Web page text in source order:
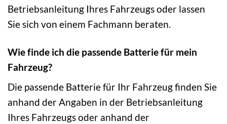
Betriebsanleitung Ihres Fahrzeugs oder lassen
Sie sich von einem Fachmann beraten.
Wie finde ich die passende Batterie für mein
Fahrzeug?
Die passende Batterie für Ihr Fahrzeug finden Sie
anhand der Angaben in der Betriebsanleitung
Ihres Fahrzeugs oder anhand der